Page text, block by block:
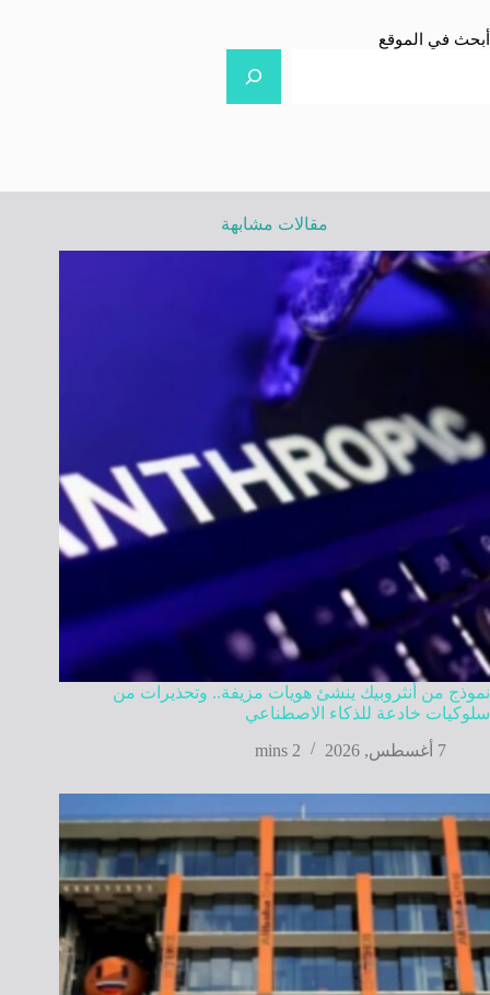
أبحث في الموقع
مقالات مشابهة
نموذج من أنثروبيك ينشئ هويات مزيفة.. وتحذيرات من
سلوكيات خادعة للذكاء الاصطناعي
7 أغسطس, 2026
2 mins